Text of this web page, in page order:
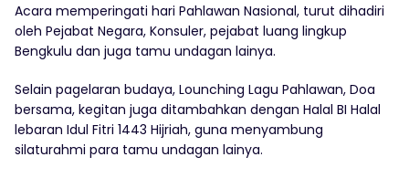
Acara memperingati hari Pahlawan Nasional, turut dihadiri
oleh Pejabat Negara, Konsuler, pejabat luang lingkup
Bengkulu dan juga tamu undagan lainya.
Selain pagelaran budaya, Lounching Lagu Pahlawan, Doa
bersama, kegitan juga ditambahkan dengan Halal BI Halal
lebaran Idul Fitri 1443 Hijriah, guna menyambung
silaturahmi para tamu undagan lainya.